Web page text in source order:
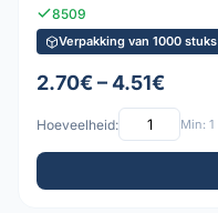
8509
Verpakking van 1000 stuks
2.70€ – 4.51€
Hoeveelheid: Min: 1